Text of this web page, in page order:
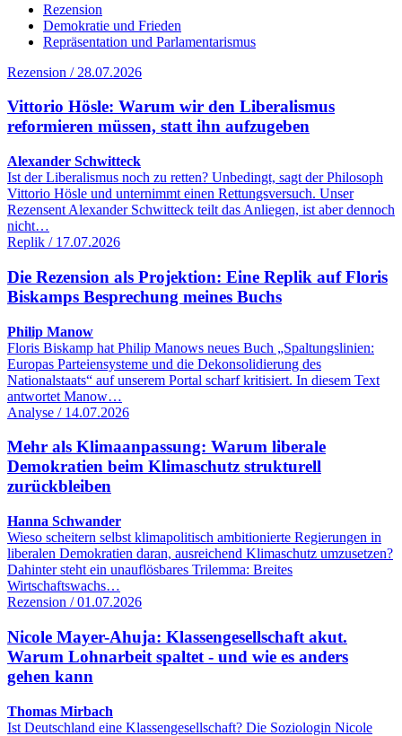
Rezension
Demokratie und Frieden
Repräsentation und Parlamentarismus
Rezension / 28.07.2026
Vittorio Hösle: Warum wir den Liberalismus
reformieren müssen, statt ihn aufzugeben
Alexander Schwitteck
Ist der Liberalismus noch zu retten? Unbedingt, sagt der Philosoph
Vittorio Hösle und unternimmt einen Rettungsversuch. Unser
Rezensent Alexander Schwitteck teilt das Anliegen, ist aber dennoch
nicht…
Replik / 17.07.2026
Die Rezension als Projektion: Eine Replik auf Floris
Biskamps Besprechung meines Buchs
Philip Manow
Floris Biskamp hat Philip Manows neues Buch „Spaltungslinien:
Europas Parteiensysteme und die Dekonsolidierung des
Nationalstaats“ auf unserem Portal scharf kritisiert. In diesem Text
antwortet Manow…
Analyse / 14.07.2026
Mehr als Klimaanpassung: Warum liberale
Demokratien beim Klimaschutz strukturell
zurückbleiben
Hanna Schwander
Wieso scheitern selbst klimapolitisch ambitionierte Regierungen in
liberalen Demokratien daran, ausreichend Klimaschutz umzusetzen?
Dahinter steht ein unauflösbares Trilemma: Breites
Wirtschaftswachs…
Rezension / 01.07.2026
Nicole Mayer-Ahuja: Klassengesellschaft akut.
Warum Lohnarbeit spaltet - und wie es anders
gehen kann
Thomas Mirbach
Ist Deutschland eine Klassengesellschaft? Die Soziologin Nicole